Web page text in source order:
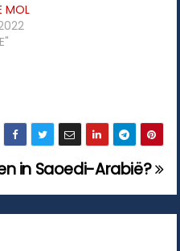
MOL
in Saoedi-Arabië?